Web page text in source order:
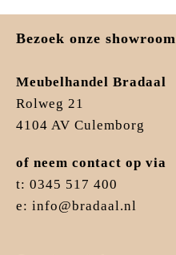
Bezoek onze showroom
Meubelhandel Bradaal
Rolweg 21
4104 AV Culemborg
of neem contact op via
t: 0345 517 400
e: info@bradaal.nl